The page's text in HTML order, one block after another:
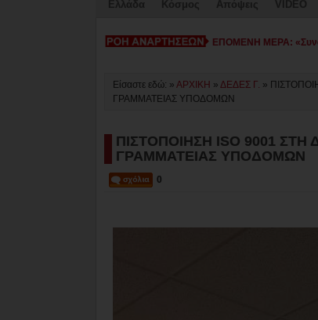
Ελλάδα Κόσμος Απόψεις VIDEO
ΕΠΟΜΕΝΗ ΜΕΡΑ:
Είσαστε εδώ: » ΑΡΧΙΚΗ » ΔΕΔΕΣ Γ. »
ΓΡΑΜΜΑΤΕΙΑΣ ΥΠΟΔΟΜΩΝ
ΠΙΣΤΟΠΟΙΗΣΗ ISO 9001
ΓΡΑΜΜΑΤΕΙΑΣ ΥΠΟΔΟΜΩΝ
0